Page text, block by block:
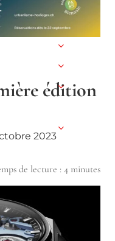
édition
2023
de lecture : 4 minutes